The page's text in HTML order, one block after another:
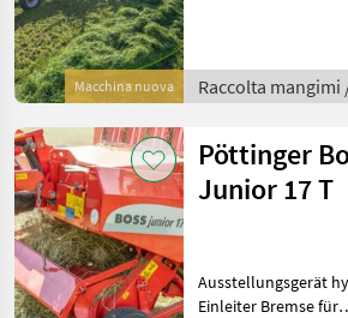
Macchina nuova
elektrohydraulische
Einkreiselbedienung
Raccolta mangimi
Pöttinger
Junior 17 T
Ausstellungsgerät
Einleiter Bremse für